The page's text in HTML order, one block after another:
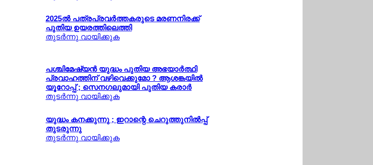
2025ല്‍ പത്രപ്രവര്‍ത്തകരുടെ മരണനിരക്ക്
പുതിയ ഉയരത്തിലെത്തി
തുടര്‍ന്നു വായിക്കുക
പശ്ചിമേഷ്യന്‍ യുദ്ധം പുതിയ അഭയാര്‍ത്ഥി
പ്രവാഹത്തിന് വഴിവെക്കുമോ ? ആശങ്കയില്‍
യൂറോപ്പ് ; സെനഗലുമായി പുതിയ കരാര്‍
തുടര്‍ന്നു വായിക്കുക
യുദ്ധം കനക്കുന്നു ; ഇറാന്റെ ചെറുത്തുനില്‍പ്പ്
തുടരുന്നു
തുടര്‍ന്നു വായിക്കുക